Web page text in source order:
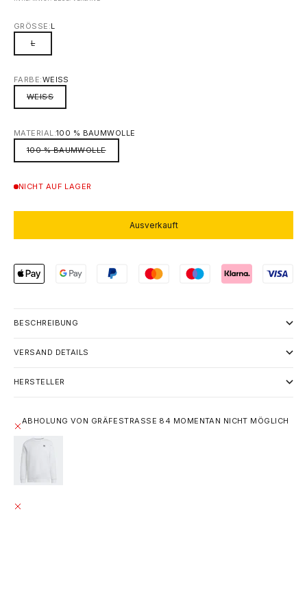
GRÖSSE: L
L
FARBE:WEISS
WEISS
MATERIAL:100 % BAUMWOLLE
100 % BAUMWOLLE
NICHT AUF LAGER
Ausverkauft
BESCHREIBUNG
VERSAND DETAILS
HERSTELLER
ABHOLUNG VON GRÄFESTRASSE 84 MOMENTAN NICHT MÖGLICH